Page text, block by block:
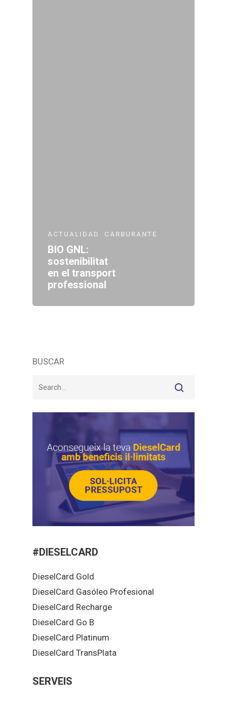
ACTUALIDAD CARBURANTE
BIO GNL:
sostenibilitat
en el transport
professional
BUSCAR
#DIESELCARD
DieselCard Gold
DieselCard Gasóleo Profesional
DieselCard Recharge
DieselCard Go B
DieselCard Platinum
DieselCard TransPlata
SERVEIS